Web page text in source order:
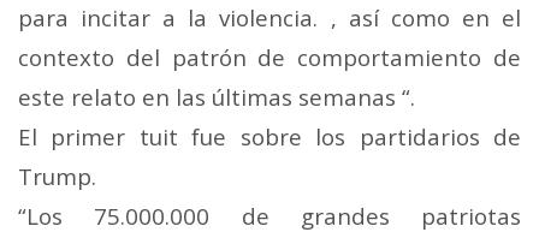
para incitar a la violencia. , así como en el
contexto del patrón de comportamiento de
este relato en las últimas semanas “.
El primer tuit fue sobre los partidarios de
Trump.
“Los 75.000.000 de grandes patriotas